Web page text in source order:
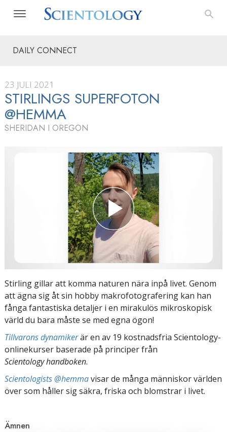
DAILY CONNECT
23 JULI 2021
STIRLINGS SUPERFOTON
@HEMMA
SHERIDAN I OREGON
Stirling gillar att komma naturen nära inpå livet. Genom
att ägna sig åt sin hobby makrofotografering kan han
fånga fantastiska detaljer i en mirakulös mikroskopisk
värld du bara måste se med egna ögon!
Tillvarons dynamikerär en av 19 kostnadsfria Scientology-
onlinekurser baserade på principer från
Scientology handboken.
Scientologists @hemmavisar de många människor världen
över som håller sig säkra, friska och blomstrar i livet.
Ämnen